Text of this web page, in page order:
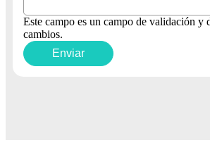
Este campo es un campo de validación y
cambios.